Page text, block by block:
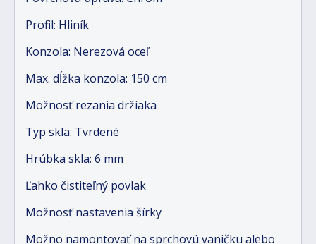
Profil: Hliník
Konzola: Nerezová oceľ
Max. dĺžka konzola: 150 cm
Možnosť rezania držiaka
Typ skla: Tvrdené
Hrúbka skla: 6 mm
Ľahko čistiteľný povlak
Možnosť nastavenia šírky
Možno namontovať na sprchovú vaničku alebo